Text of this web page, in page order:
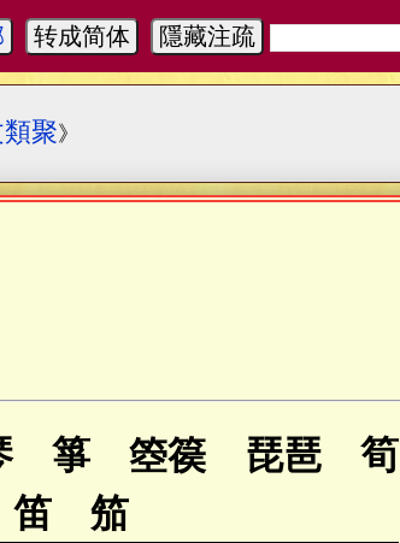
转成简体 隱藏注疏
聚》
箏 箜篌 琵琶 筍
笳